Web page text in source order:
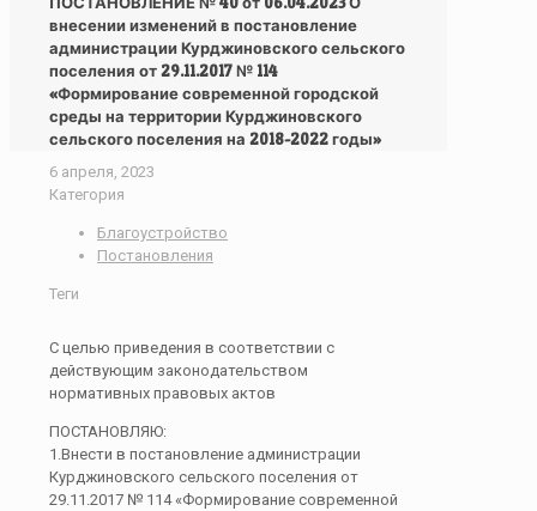
внесении изменений в постановление
администрации Курджиновского сельского
поселения от 29.11.2017 № 114
«Формирование современной городской
среды на территории Курджиновского
сельского поселения на 2018-2022 годы»
6 апреля, 2023
Категория
Благоустройство
Постановления
Теги
С целью приведения в соответствии с
действующим законодательством
нормативных правовых актов
ПОСТАНОВЛЯЮ:
1.Внести в постановление администрации
Курджиновского сельского поселения от
29.11.2017 № 114 «Формирование современной